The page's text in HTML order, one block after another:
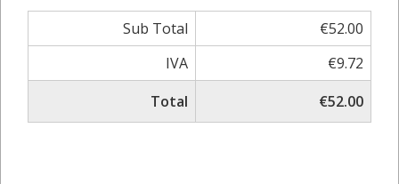
Sub Total
€52.00
IVA
€9.72
Total
€52.00